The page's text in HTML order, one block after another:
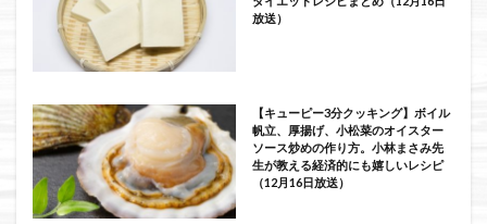
放送）
【キューピー3分クッキング】ボイル
帆立、厚揚げ、小松菜のオイスター
ソース炒めの作り方。小林まさみ先
生が教える経済的にも嬉しいレシピ
（12月16日放送）